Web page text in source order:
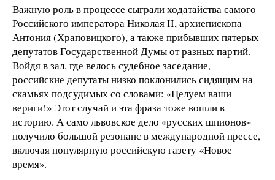
Важную роль в процессе сыграли ходатайства самого
Российского императора Николая II, архиепископа
Антония (Храповицкого), а также прибывших пятерых
депутатов Государственной Думы от разных партий.
Войдя в зал, где велось судебное заседание,
российские депутаты низко поклонились сидящим на
скамьях подсудимых со словами: «Целуем ваши
вериги!» Этот случай и эта фраза тоже вошли в
историю. А само львовское дело «русских шпионов»
получило большой резонанс в международной прессе,
включая популярную российскую газету «Новое
время».